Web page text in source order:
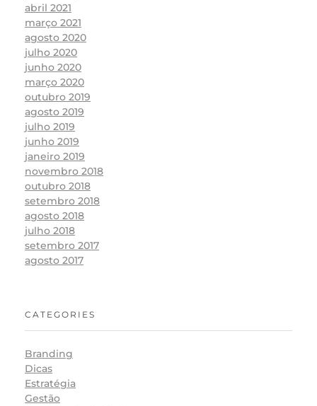
abril 2021
março 2021
agosto 2020
julho 2020
junho 2020
março 2020
outubro 2019
agosto 2019
julho 2019
junho 2019
janeiro 2019
novembro 2018
outubro 2018
setembro 2018
agosto 2018
julho 2018
setembro 2017
agosto 2017
CATEGORIES
Branding
Dicas
Estratégia
Gestão